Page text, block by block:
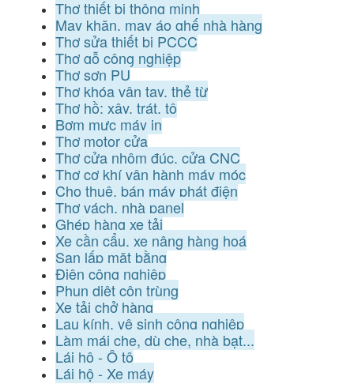
Thợ thiết bị thông minh
May khăn, may áo ghế nhà hàng
Thợ sửa thiết bị PCCC
Thợ gỗ công nghiệp
Thợ sơn PU
Thợ khóa vân tay, thẻ từ
Thợ hồ: xây, trát, tô
Bơm mực máy in
Thợ motor cửa
Thợ cửa nhôm đúc, cửa CNC
Thợ cơ khí vận hành máy móc
Cho thuê, bán máy phát điện
Thợ vách, nhà panel
Ghép hàng xe tải
Xe cần cẩu, xe nâng hàng hoá
San lấp mặt bằng
Điện công nghiệp
Phun diệt côn trùng
Xe tải chở hàng
Lau kính, vệ sinh công nghiệp
Làm mái che, dù che, nhà bạt...
Lái hộ - Ô tô
Lái hộ - Xe máy